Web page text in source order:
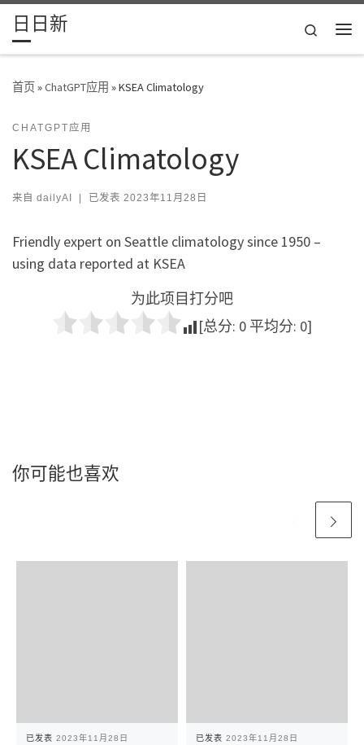
Skip to content
日日新
Search
首页»ChatGPT应用 »KSEA Climatology
CHATGPT应用
KSEA Climatology
来自 dailyAI | 已发表 2023年11月28日
Friendly expert on Seattle climatology since 1950 –
using data reported at KSEA
为此项目打分吧
[总分: 0 平均分: 0]
你可能也喜欢
已发表 2023年11月28日 已发表 2023年11月28日